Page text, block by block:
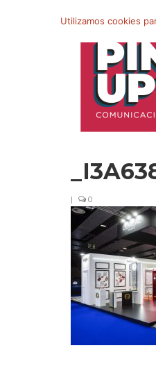
por:
| 0
Utilizamos cookies